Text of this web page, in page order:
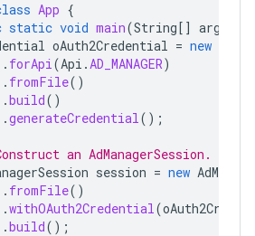
App {
static void main(String[] args
oAuth2Credential = new
. forApi(Api .AD_MANAGER)
. fromFile()
.build()
.generateCredential();
an AdManagerSession.
session = new
. fromFile()
.withOAuth2Credential(
.build();